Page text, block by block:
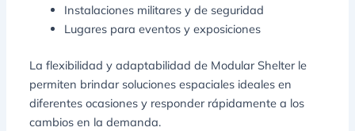
Instalaciones militares y de seguridad
Lugares para eventos y exposiciones
La flexibilidad y adaptabilidad de Modular Shelter le
permiten brindar soluciones espaciales ideales en
diferentes ocasiones y responder rápidamente a los
cambios en la demanda.